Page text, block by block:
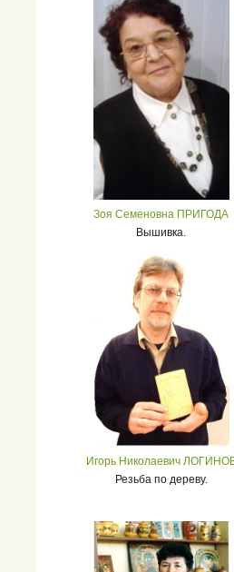
Зоя Семеновна ПРИГОДА
Вышивка.
Игорь Николаевич
Резьба по дереву.